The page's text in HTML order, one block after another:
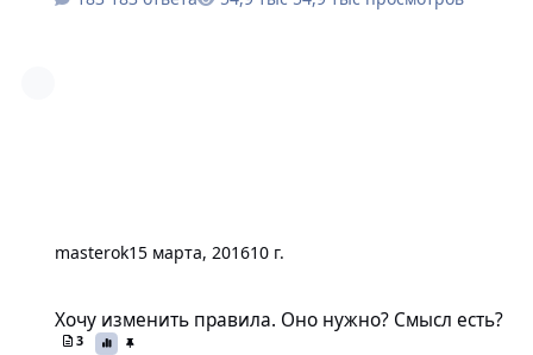
masterok15 марта, 201610 г.
Хочу изменить правила. Оно нужно? Смысл есть?
3